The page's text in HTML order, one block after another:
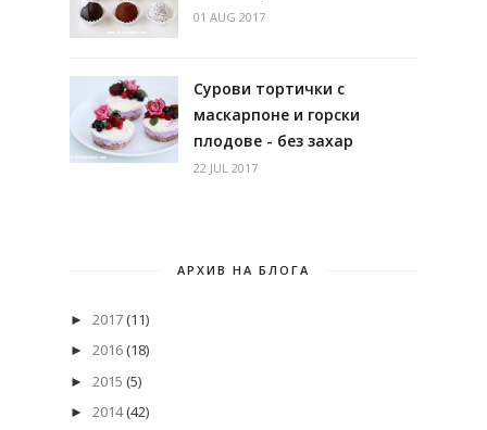
01 AUG 2017
Сурови тортички с
маскарпоне и горски
плодове - без захар
22 JUL 2017
АРХИВ НА БЛОГА
► 2017 (11)
► 2016 (18)
► 2015 (5)
► 2014 (42)